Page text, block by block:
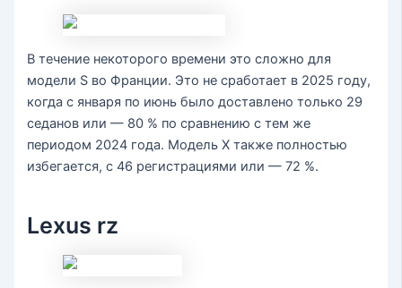
В течение некоторого времени это сложно для
модели S во Франции. Это не сработает в 2025 году,
когда с января по июнь было доставлено только 29
седанов или — 80 % по сравнению с тем же
периодом 2024 года. Модель X также полностью
избегается, с 46 регистрациями или — 72 %.
Lexus rz